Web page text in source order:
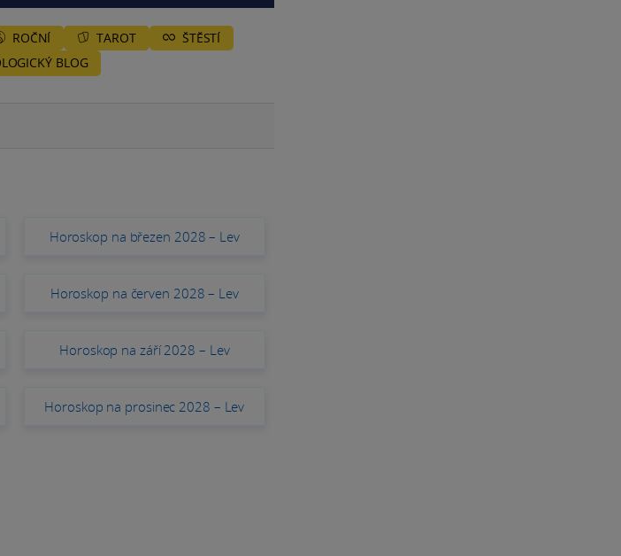
ROČNÍ TAROT
ŠTĚSTÍ
BLOG
Horoskop na březen 2028 – Lev
Horoskop na červen 2028 – Lev
Horoskop na září 2028 – Lev
Horoskop na prosinec 2028 – Lev